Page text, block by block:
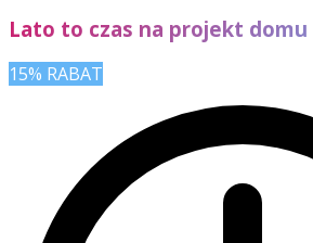
Lato to czas na projekt domu
15% RABAT